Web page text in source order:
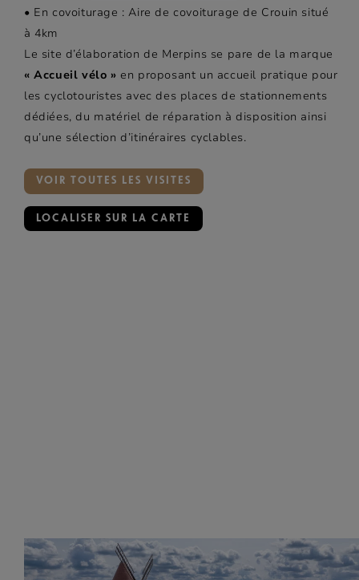
• En covoiturage : Aire de covoiturage de Crouin situé
à 4km
Le site d’élaboration de Merpins se pare de la marque
« Accueil vélo » en proposant un accueil pratique pour
les cyclotouristes avec des places de stationnements
dédiées, du matériel de réparation à disposition ainsi
qu’une sélection d’itinéraires cyclables.
VOIR TOUTES LES VISITES
LOCALISER SUR LA CARTE